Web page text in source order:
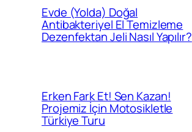
Evde (Yolda) Doğal
Antibakteriyel El Temizleme
Dezenfektan Jeli Nasıl Yapılır?
Erken Fark Et! Sen Kazan!
Projemiz İçin Motosikletle
Türkiye Turu